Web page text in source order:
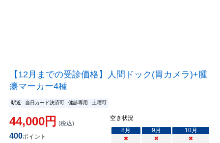
【12月までの受診価格】人間ドック(胃カメラ)+腫
瘍マーカー4種
駅近 当日カード決済可 健診専用 土曜可
44,000円 (税込)
400ポイント
空き状況
8月 9月 10月
×
× ×